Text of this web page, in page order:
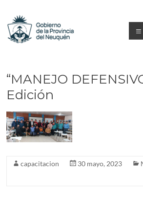
contenido
y
Formación
Neuquén
“MANEJO
Edición
capacitacion 30 mayo, 2023